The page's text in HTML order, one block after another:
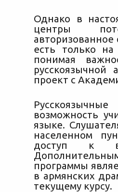
Однако в
центры
есть только на
понимая
русскоязычной
проект с
возможность
языке.
населенном
доступ к
программы
в армянских
текущему курсу.